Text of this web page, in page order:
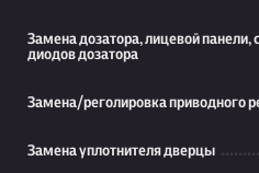
Замена дозатора, лицевой панели,
диодов дозатора
Замена/реголировка приводного
Замена уплотнителя дверцы